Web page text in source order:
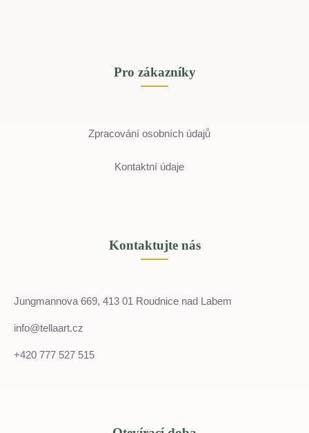
Pro zákazníky
Zpracování osobních údajů
Kontaktní údaje
Kontaktujte nás
Jungmannova 669, 413 01 Roudnice nad Labem
info@tellaart.cz
+420 777 527 515